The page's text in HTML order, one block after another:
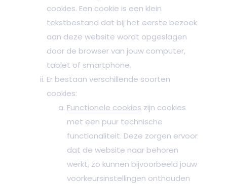
cookies. Een cookie is een klein
tekstbestand dat bij het eerste bezoek
aan deze website wordt opgeslagen
door de browser van jouw computer,
tablet of smartphone.
Er bestaan verschillende soorten
cookies:
Functionele cookies zijn cookies
met een puur technische
functionaliteit. Deze zorgen ervoor
dat de website naar behoren
werkt, zo kunnen bijvoorbeeld jouw
voorkeursinstellingen onthouden